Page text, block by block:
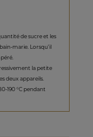
de sucre et les
marie. Lorsqu’il
la petite
deux appareils.
190 °C pendant